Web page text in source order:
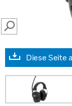
SEARCH
Diese Seite